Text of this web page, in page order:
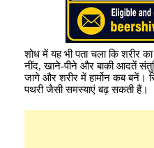
शोध में यह भी पता चला कि शरीर
नींद, खाने-पीने और बाकी आदतें
जागे और शरीर में हार्मोन कब बनें।
पथरी जैसी समस्याएं बढ़ सकती हैं।